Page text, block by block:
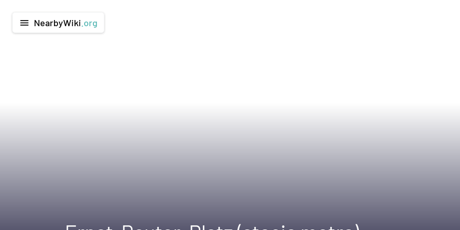
menu NearbyWiki .org